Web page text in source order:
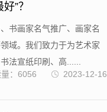
”？
书画家名气推广、画家名
域。我们致力于为艺术家
法宣纸印刷、高......
2023-12-16
：6056